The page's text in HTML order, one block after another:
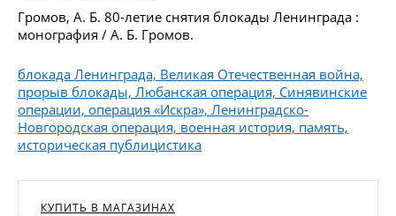
Громов, А. Б. 80-летие снятия блокады Ленинграда :
монография / А. Б. Громов.
блокада Ленинграда, Великая Отечественная война,
прорыв блокады, Любанская операция, Синявинские
операции, операция «Искра», Ленинградско-
Новгородская операция, военная история, память,
историческая публицистика
КУПИТЬ В МАГАЗИНАХ